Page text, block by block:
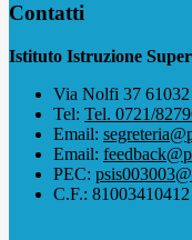
Contatti
Istituto Istruzione
Via Nolfi 37
Tel: Tel. 0721/
Email:
Email:
PEC:
C.F.: 81003410412